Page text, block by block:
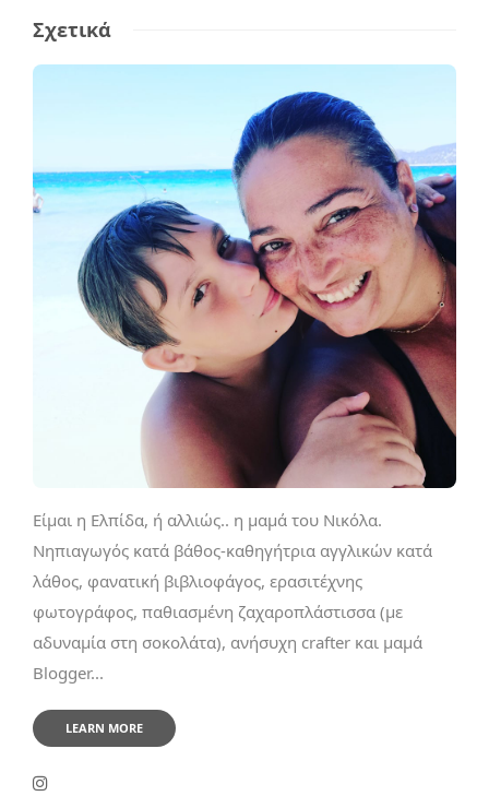
Σχετικά
Είμαι η Ελπίδα, ή αλλιώς.. η μαμά του Νικόλα.
Νηπιαγωγός κατά βάθος-καθηγήτρια αγγλικών κατά
λάθος, φανατική βιβλιοφάγος, ερασιτέχνης
φωτογράφος, παθιασμένη ζαχαροπλάστισσα (με
αδυναμία στη σοκολάτα), ανήσυχη crafter και μαμά
Blogger...
LEARN MORE